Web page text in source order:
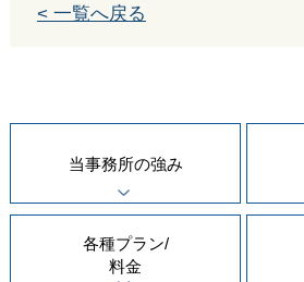
< 一覧へ戻る
当事務所の強み
各種プラン/
料金